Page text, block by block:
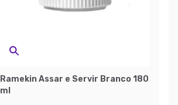
Ramekin Assar e Servir Branco 180
ml